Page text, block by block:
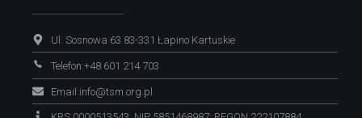
Ul. Sosnowa 63 83-331 Łapino Kartuskie
Telefon:+48 601 214 703
Email:info@tsm.org.pl